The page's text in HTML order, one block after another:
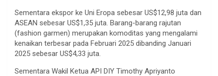
Sementara ekspor ke Uni Eropa sebesar US$12,98 juta dan
ASEAN sebesar US$1,35 juta. Barang-barang rajutan
(fashion garmen) merupakan komoditas yang mengalami
kenaikan terbesar pada Februari 2025 dibanding Januari
2025 sebesar US$4,33 juta.
Sementara Wakil Ketua API DIY Timothy Apriyanto